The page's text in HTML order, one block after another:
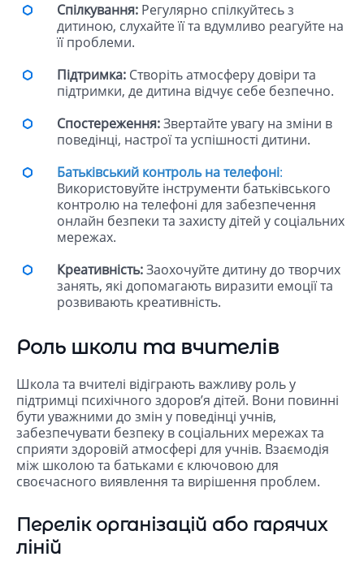
Спілкування: Регулярно спілкуйтесь з
дитиною, слухайте її та вдумливо реагуйте на
її проблеми.
Підтримка: Створіть атмосферу довіри та
підтримки, де дитина відчує себе безпечно.
Спостереження:Звертайте увагу на зміни в
поведінці, настрої та успішності дитини.
Батьківський контроль на телефоні:
Використовуйте інструменти батьківського
контролю на телефоні для забезпечення
онлайн безпеки та захисту дітей у соціальних
мережах.
Креативність:Заохочуйте дитину до творчих
занять, які допомагають виразити емоції та
розвивають креативність.
Роль школи та вчителів
Школа та вчителі відіграють важливу роль у
підтримці психічного здоров’я дітей. Вони повинні
бути уважними до змін у поведінці учнів,
забезпечувати безпеку в соціальних мережах та
сприяти здоровій атмосфері для учнів. Взаємодія
між школою та батьками є ключовою для
своєчасного виявлення та вирішення проблем.
Перелік організацій або гарячих
ліній